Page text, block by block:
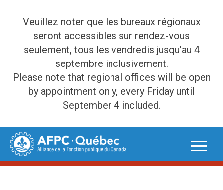
Veuillez noter que les bureaux régionaux
seront accessibles sur rendez-vous
seulement, tous les vendredis jusqu'au 4
septembre inclusivement.
Please note that regional offices will be open
by appointment only, every Friday until
September 4 included.
Skip
content